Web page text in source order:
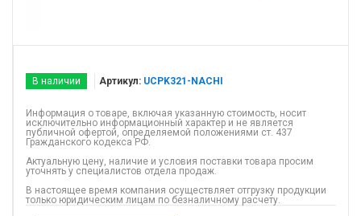
В наличии Артикул: UCPK321-NACHI
Информация о товаре, включая указанную стоимость, носит
исключительно информационный характер и не является
публичной офертой, определяемой положениями ст. 437
Гражданского кодекса РФ.
Актуальную цену, наличие и условия поставки товара просим
уточнять у специалистов отдела продаж.
В настоящее время компания осуществляет отгрузку продукции
только юридическим лицам по безналичному расчету.